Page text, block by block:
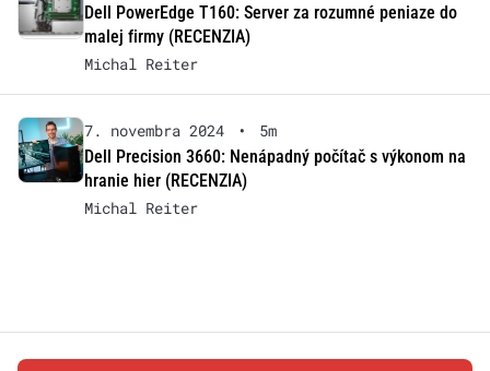
Dell PowerEdge T160: Server za rozumné peniaze do
malej firmy (RECENZIA)
Michal Reiter
7. novembra 2024 •
5m
Dell Precision 3660: Nenápadný počítač s výkonom na
hranie hier (RECENZIA)
Michal Reiter